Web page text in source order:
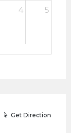
4 5
Get Direction